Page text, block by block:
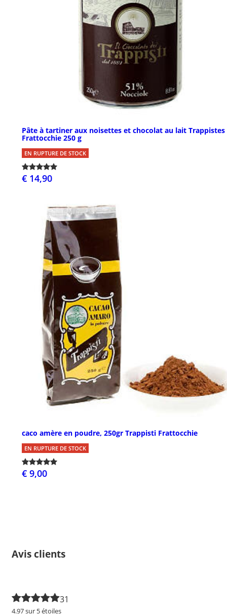
Pâte à tartiner aux noisettes et chocolat au lait Trappistes
Frattocchie 250 g
EN RUPTURE DE STOCK
€ 14,90
caco amère en poudre, 250gr Trappisti Frattocchie
EN RUPTURE DE STOCK
€ 9,00
Avis clients
31
4.97 sur 5 étoiles